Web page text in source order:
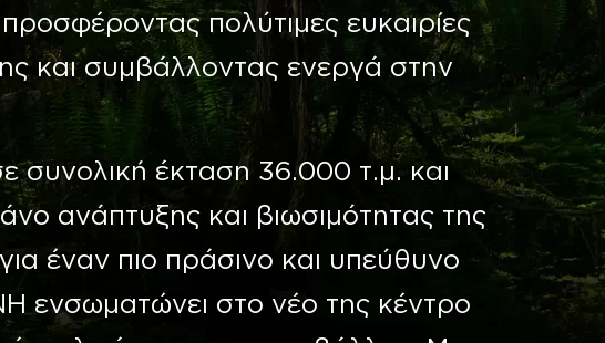
πολύτιμες ευκαιρίες
και συμβάλλοντας ενεργά στην
συνολική έκταση 36.000 τ.μ. και
ανάπτυξης και βιωσιμότητας της
έναν πιο πράσινο και υπεύθυνο
ενσωματώνει στο νέο της κέντρο